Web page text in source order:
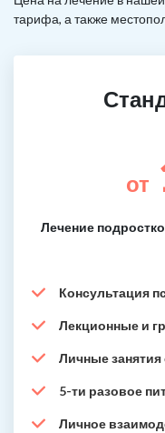
тарифа, а также
от
Лечение
Консультация
Лекционные и
Личные
5-ти разовое
Личное